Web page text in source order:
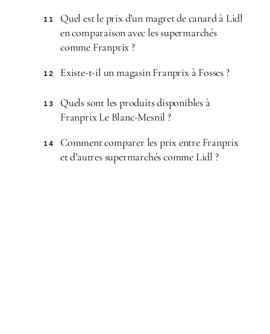
11
Quel est le prix d’un magret de canard à Lidl
en comparaison avec les supermarchés
comme Franprix ?
12 Existe-t-il un magasin Franprix à Fosses ?
13
Quels sont les produits disponibles à
Franprix Le Blanc-Mesnil ?
14
Comment comparer les prix entre Franprix
et d’autres supermarchés comme Lidl ?